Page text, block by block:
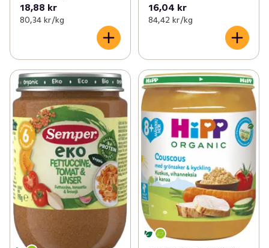
18,88 kr
80,34 kr /kg
16,04 kr
84,42 kr /kg